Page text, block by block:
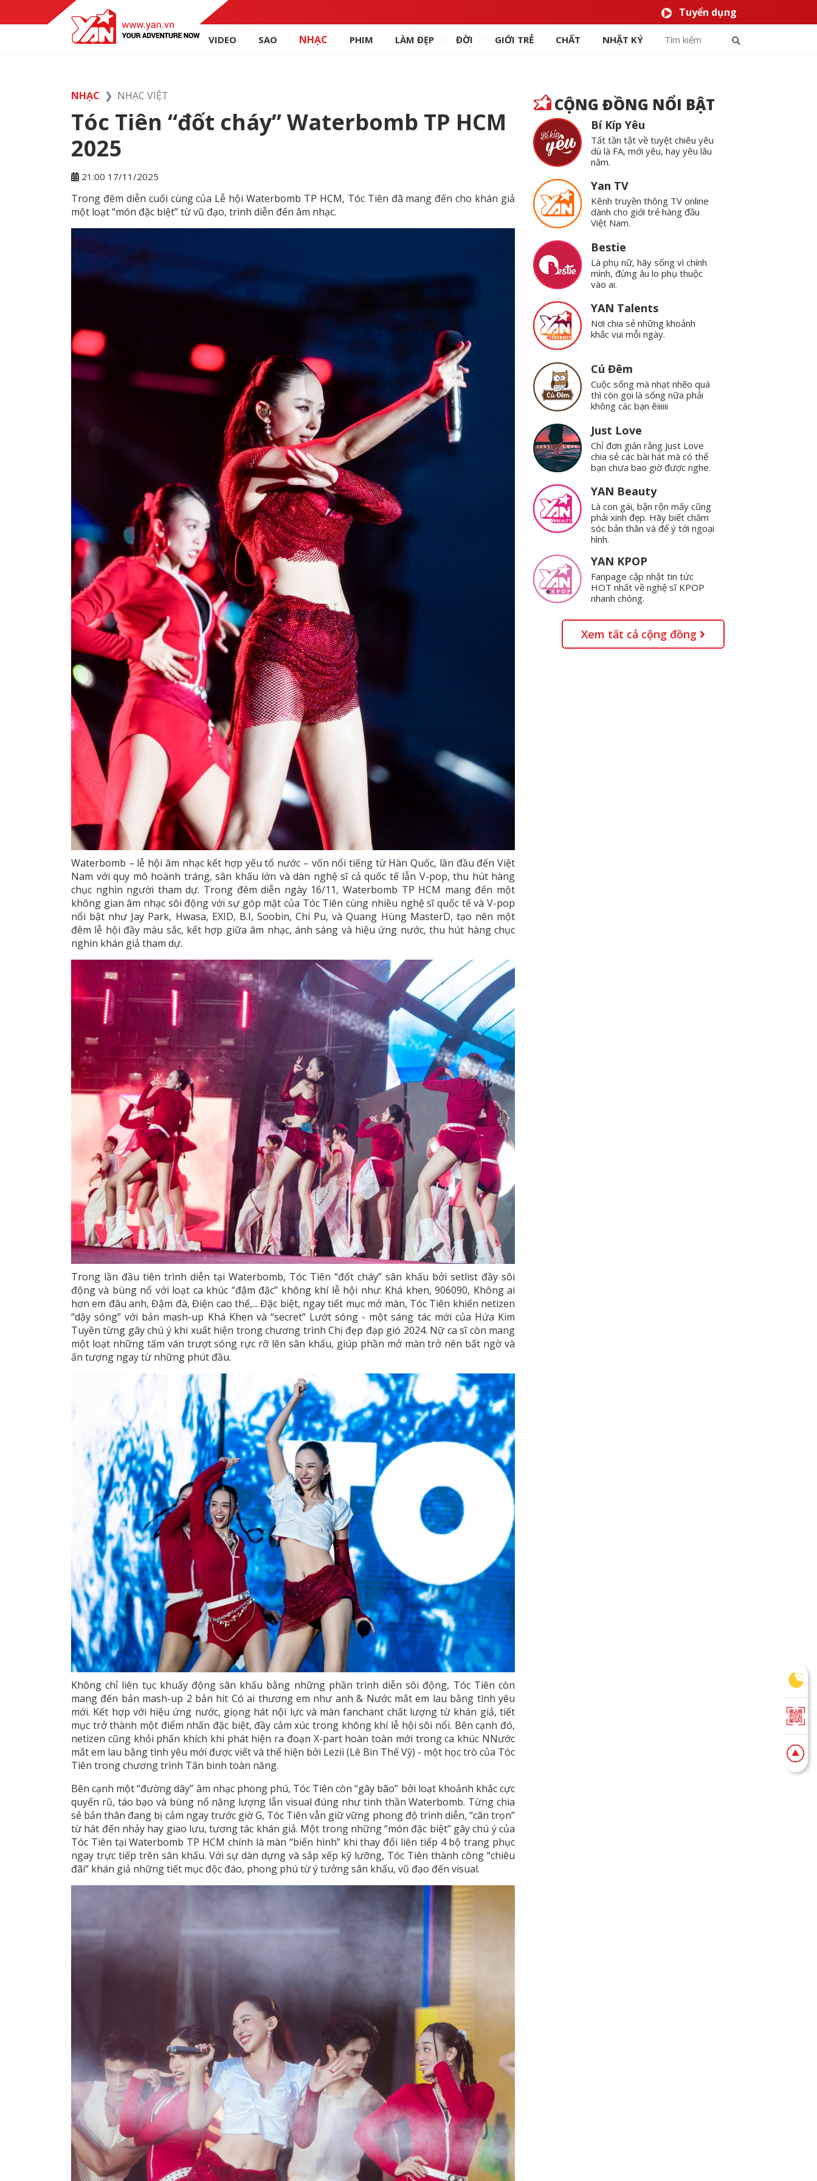
Tuyển dụng
VIDEO SAO NHẠC PHIM LÀM ĐẸP ĐỜI GIỚI TRẺ CHẤT NHẬT KÝ
NHẠC NHẠC VIỆT
Tóc Tiên “đốt cháy” Waterbomb TP HCM
2025
21:00 17/11/2025
Trong đêm diễn cuối cùng của Lễ hội Waterbomb TP HCM, Tóc Tiên đã mang đến cho khán giả
một loạt “món đặc biệt” từ vũ đạo, trình diễn đến âm nhạc.
Waterbomb – lễ hội âm nhạc kết hợp yếu tố nước – vốn nổi tiếng từ Hàn Quốc, lần đầu đến Việt
Nam với quy mô hoành tráng, sân khấu lớn và dàn nghệ sĩ cả quốc tế lẫn V-pop, thu hút hàng
chục nghìn người tham dự. Trong đêm diễn ngày 16/11, Waterbomb TP HCM mang đến một
không gian âm nhạc sôi động với sự góp mặt của Tóc Tiên cùng nhiều nghệ sĩ quốc tế và V-pop
nổi bật như Jay Park, Hwasa, EXID, B.I, Soobin, Chi Pu, và Quang Hùng MasterD, tạo nên một
đêm lễ hội đầy màu sắc, kết hợp giữa âm nhạc, ánh sáng và hiệu ứng nước, thu hút hàng chục
nghìn khán giả tham dự.
Trong lần đầu tiên trình diễn tại Waterbomb, Tóc Tiên “đốt cháy” sân khấu bởi setlist đầy sôi
động và bùng nổ với loạt ca khúc “đậm đặc” không khí lễ hội như: Khá khen, 906090, Không ai
hơn em đâu anh, Đậm đà, Điện cao thế,... Đặc biệt, ngay tiết mục mở màn, Tóc Tiên khiến netizen
“dậy sóng” với bản mash-up Khá Khen và “secret” Lướt sóng - một sáng tác mới của Hứa Kim
Tuyền từng gây chú ý khi xuất hiện trong chương trình Chị đẹp đạp gió 2024. Nữ ca sĩ còn mang
một loạt những tấm ván trượt sóng rực rỡ lên sân khấu, giúp phần mở màn trở nên bất ngờ và
ấn tượng ngay từ những phút đầu.
Không chỉ liên tục khuấy động sân khấu bằng những phần trình diễn sôi động, Tóc Tiên còn
mang đến bản mash-up 2 bản hit Có ai thương em như anh & Nước mắt em lau bằng tình yêu
mới. Kết hợp với hiệu ứng nước, giọng hát nội lực và màn fanchant chất lượng từ khán giả, tiết
mục trở thành một điểm nhấn đặc biệt, đầy cảm xúc trong không khí lễ hội sôi nổi. Bên cạnh đó,
netizen cũng khỏi phấn khích khi phát hiện ra đoạn X-part hoàn toàn mới trong ca khúc NNước
mắt em lau bằng tình yêu mới được viết và thể hiện bởi Lezii (Lê Bin Thế Vỹ) - một học trò của Tóc
Tiên trong chương trình Tân binh toàn năng.
Bên cạnh một “đường dây” âm nhạc phong phú, Tóc Tiên còn “gây bão” bởi loạt khoảnh khắc cực
quyến rũ, táo bạo và bùng nổ năng lượng lẫn visual đúng như tinh thần Waterbomb. Từng chia
sẻ bản thân đang bị cảm ngay trước giờ G, Tóc Tiên vẫn giữ vững phong độ trình diễn, “cân trọn”
từ hát đến nhảy hay giao lưu, tương tác khán giả. Một trong những “món đặc biệt” gây chú ý của
Tóc Tiên tại Waterbomb TP HCM chính là màn “biến hình” khi thay đổi liên tiếp 4 bộ trang phục
ngay trực tiếp trên sân khấu. Với sự dàn dựng và sắp xếp kỹ lưỡng, Tóc Tiên thành công “chiêu
đãi” khán giả những tiết mục độc đáo, phong phú từ ý tưởng sân khấu, vũ đạo đến visual.
CỘNG ĐỒNG NỔI BẬT
Bí Kíp Yêu
Tất tần tật về tuyệt chiêu yêu
dù là FA, mới yêu, hay yêu lâu
năm.
Yan TV
Kênh truyền thông TV online
dành cho giới trẻ hàng đầu
Việt Nam.
Bestie
Là phụ nữ, hãy sống vì chính
mình, đừng âu lo phụ thuộc
vào ai.
YAN Talents
Nơi chia sẻ những khoảnh
khắc vui mỗi ngày.
Cú Đêm
Cuộc sống mà nhạt nhẽo quá
thì còn gọi là sống nữa phải
không các bạn êiiiiii
Just Love
Chỉ đơn giản rằng Just Love
chia sẻ các bài hát mà có thể
bạn chưa bao giờ được nghe.
YAN Beauty
Là con gái, bận rộn mấy cũng
phải xinh đẹp. Hãy biết chăm
sóc bản thân và để ý tới ngoại
hình.
YAN KPOP
Fanpage cập nhật tin tức
HOT nhất về nghệ sĩ KPOP
nhanh chóng.
Xem tất cả cộng đồng